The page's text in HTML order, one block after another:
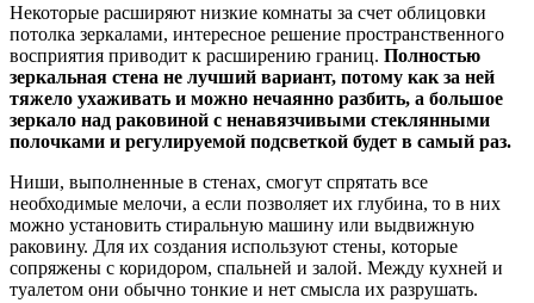
Некоторые расширяют низкие комнаты за счет облицовки
потолка зеркалами, интересное решение пространственного
восприятия приводит к расширению границ. Полностью
зеркальная стена не лучший вариант, потому как за ней
тяжело ухаживать и можно нечаянно разбить, а большое
зеркало над раковиной с ненавязчивыми стеклянными
полочками и регулируемой подсветкой будет в самый раз.
Ниши, выполненные в стенах, смогут спрятать все
необходимые мелочи, а если позволяет их глубина, то в них
можно установить стиральную машину или выдвижную
раковину. Для их создания используют стены, которые
сопряжены с коридором, спальней и залой. Между кухней и
туалетом они обычно тонкие и нет смысла их разрушать.